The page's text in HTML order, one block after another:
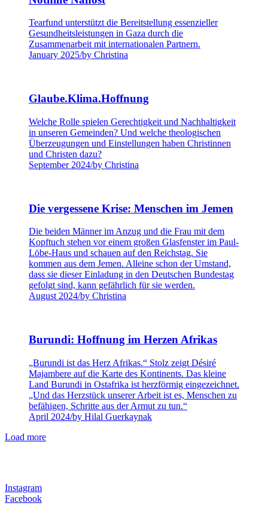
Tearfund unterstützt die Bereitstellung essenzieller
Gesundheitsleistungen in Gaza durch die
Zusammenarbeit mit internationalen Partnern.
January 2025/by Christina
Glaube.Klima.Hoffnung
Welche Rolle spielen Gerechtigkeit und Nachhaltigkeit
in unseren Gemeinden? Und welche theologischen
Überzeugungen und Einstellungen haben Christinnen
und Christen dazu?
September 2024/by Christina
Die vergessene Krise: Menschen im Jemen
Die beiden Männer im Anzug und die Frau mit dem
Kopftuch stehen vor einem großen Glasfenster im Paul-
Löbe-Haus und schauen auf den Reichstag. Sie
kommen aus dem Jemen. Alleine schon der Umstand,
dass sie dieser Einladung in den Deutschen Bundestag
gefolgt sind, kann gefährlich für sie werden.
August 2024/by Christina
Burundi: Hoffnung im Herzen Afrikas
„Burundi ist das Herz Afrikas.“ Stolz zeigt Désiré
Majambere auf die Karte des Kontinents. Das kleine
Land Burundi in Ostafrika ist herzförmig eingezeichnet.
„Und das Herzstück unserer Arbeit ist es, Menschen zu
befähigen, Schritte aus der Armut zu tun.“
April 2024/by Hilal Guerkaynak
Load more
Instagram
Facebook